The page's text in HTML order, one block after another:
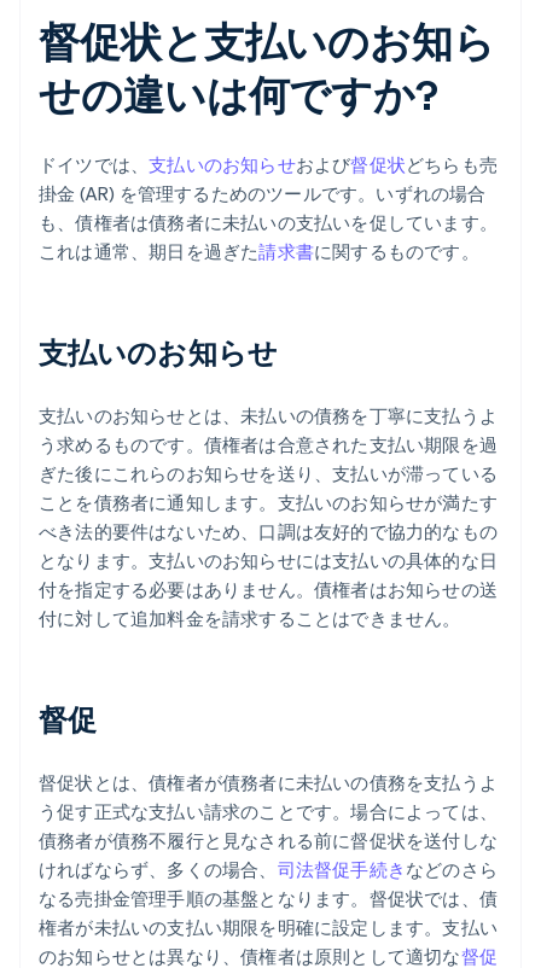
督促状と支払いのお知ら
せの違いは何ですか?
ドイツでは、支払いのお知らせおよび督促状どちらも売
掛金 (AR) を管理するためのツールです。いずれの場合
も、債権者は債務者に未払いの支払いを促しています。
これは通常、期日を過ぎた請求書に関するものです。
支払いのお知らせ
支払いのお知らせとは、未払いの債務を丁寧に支払うよ
う求めるものです。債権者は合意された支払い期限を過
ぎた後にこれらのお知らせを送り、支払いが滞っている
ことを債務者に通知します。支払いのお知らせが満たす
べき法的要件はないため、口調は友好的で協力的なもの
となります。支払いのお知らせには支払いの具体的な日
付を指定する必要はありません。債権者はお知らせの送
付に対して追加料金を請求することはできません。
督促
督促状とは、債権者が債務者に未払いの債務を支払うよ
う促す正式な支払い請求のことです。場合によっては、
債務者が債務不履行と見なされる前に督促状を送付しな
ければならず、多くの場合、 司法督促手続き などのさら
なる売掛金管理手順の基盤となります。督促状では、債
権者が未払いの支払い期限を明確に設定します。支払い
のお知らせとは異なり、債権者は原則として適切な督促